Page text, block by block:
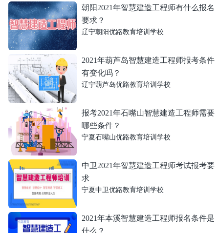
朝阳2021年智慧建造工程师有什么报名
要求？
辽宁朝阳优路教育培训学校
2021年葫芦岛智慧建造工程师报考条件
有变化吗？
辽宁葫芦岛优路教育培训学校
报考2021年石嘴山智慧建造工程师需要
哪些条件？
宁夏石嘴山优路教育培训学校
中卫2021年智慧建造工程师考试报考要
求
宁夏中卫优路教育培训学校
2021年本溪智慧建造工程师报名条件是
什么？